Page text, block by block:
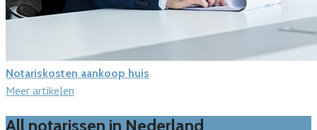
Notariskosten aankoop huis
Meer artikelen
All notarissen in Nederland